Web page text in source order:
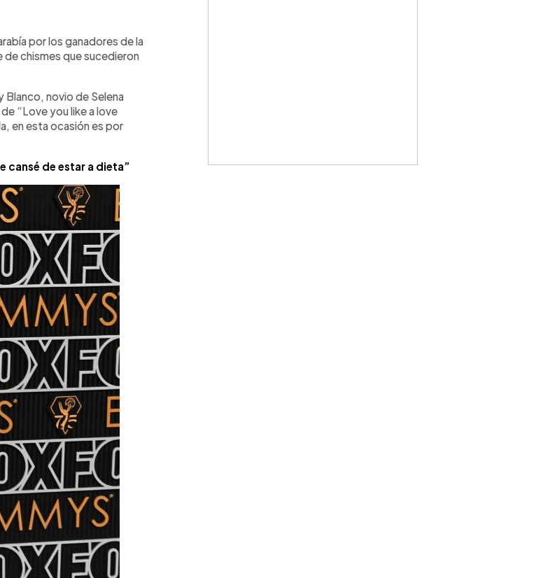
por los ganadores de la
de chismes que sucedieron
Blanco, novio de Selena
“Love you like a love
en esta ocasión es por
cansé de estar a dieta”